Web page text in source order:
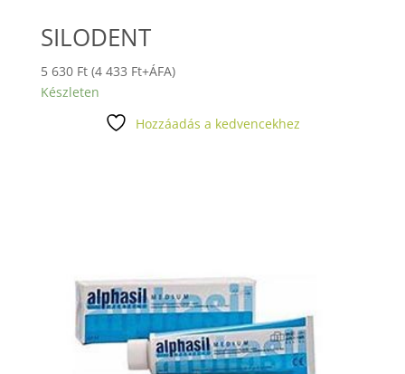
SILODENT
5 630 Ft (4 433 Ft+ÁFA)
Készleten
Hozzáadás a kedvencekhez